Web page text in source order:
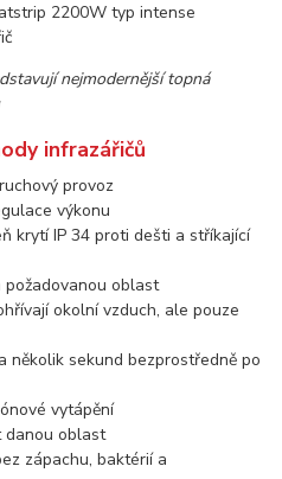
nejmodernější topná
infrazářičů
provoz
výkonu
krytí IP 34 proti dešti a stříkající
požadovanou oblast
okolní vzduch, ale pouze
několik sekund bezprostředně po
vytápění
danou oblast
zápachu, baktérií a